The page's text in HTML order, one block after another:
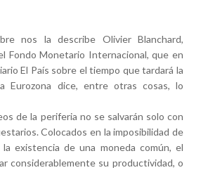
nos la describe Olivier Blanchard,
Fondo Monetario Internacional, que en
El País sobre el tiempo que tardará la
Eurozona dice, entre otras cosas, lo
de la periferia no se salvarán solo con
Colocados en la imposibilidad de
existencia de una moneda común, el
considerablemente su productividad, o